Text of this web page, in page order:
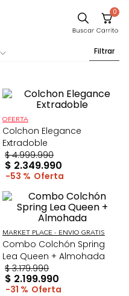
0
Filtrar
OFERTA
Colchon Elegance
Extradoble
$ 4.999.990
$ 2.349.990
53 %
MARKET PLACE - ENVIO GRATIS
Combo Colchón Spring
Lea Queen + Almohada
$ 3.179.990
$ 2.199.990
31 %